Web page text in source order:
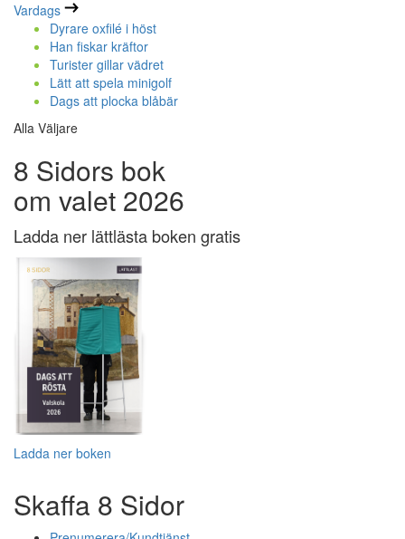
Vardags
Dyrare oxfilé i höst
Han fiskar kräftor
Turister gillar vädret
Lätt att spela minigolf
Dags att plocka blåbär
Alla Väljare
8 Sidors bok
om valet 2026
Ladda ner lättlästa boken gratis
Ladda ner boken
Skaffa 8 Sidor